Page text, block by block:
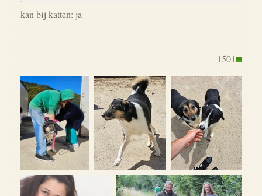
kan bij katten: ja
1501